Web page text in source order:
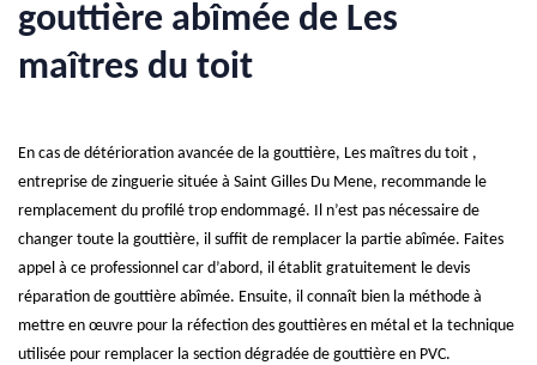
gouttière abîmée de Les
maîtres du toit
En cas de détérioration avancée de la gouttière, Les maîtres du toit ,
entreprise de zinguerie située à Saint Gilles Du Mene, recommande le
remplacement du profilé trop endommagé. Il n’est pas nécessaire de
changer toute la gouttière, il suffit de remplacer la partie abîmée. Faites
appel à ce professionnel car d’abord, il établit gratuitement le devis
réparation de gouttière abîmée. Ensuite, il connaît bien la méthode à
mettre en œuvre pour la réfection des gouttières en métal et la technique
utilisée pour remplacer la section dégradée de gouttière en PVC.